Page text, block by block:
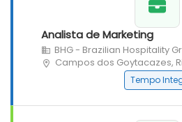
Analista de Marketing
BHG - Brazilian Hospitality
Campos dos Goytacazes,
Tempo